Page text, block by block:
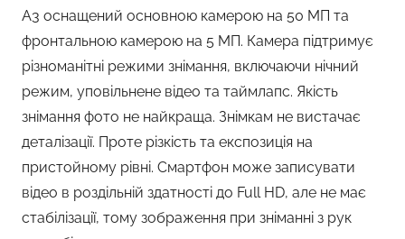
A3 оснащений основною камерою на 50 МП та
фронтальною камерою на 5 МП. Камера підтримує
різноманітні режими знімання, включаючи нічний
режим, уповільнене відео та таймлапс. Якість
знімання фото не найкраща. Знімкам не вистачає
деталізації. Проте різкість та експозиція на
пристойному рівні. Смартфон може записувати
відео в роздільній здатності до Full HD, але не має
стабілізації, тому зображення при зніманні з рук